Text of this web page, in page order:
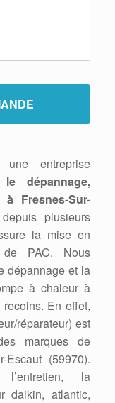
entreprise
le dépannage,
Fresnes-Sur-
plusieurs
la mise en
PAC. Nous
dépannage et la
à chaleur à
En effet,
réparateur) est
marques de
(59970).
l’entretien, la
daikin, atlantic,